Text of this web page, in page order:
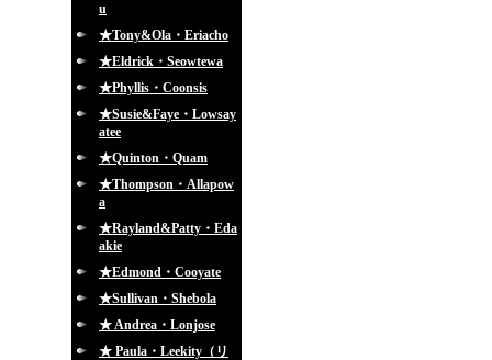
u
★Tony&Ola・Eriacho
★Eldrick・Seowtewa
★Phyllis・Coonsis
★Susie&Faye・Lowsay
atee
★Quinton・Quam
★Thompson・Allapow
a
★Rayland&Patty・Eda
akie
★Edmond・Cooyate
★Sullivan・Shebola
★ Andrea・Lonjose
★ Paula・Leekity（リ